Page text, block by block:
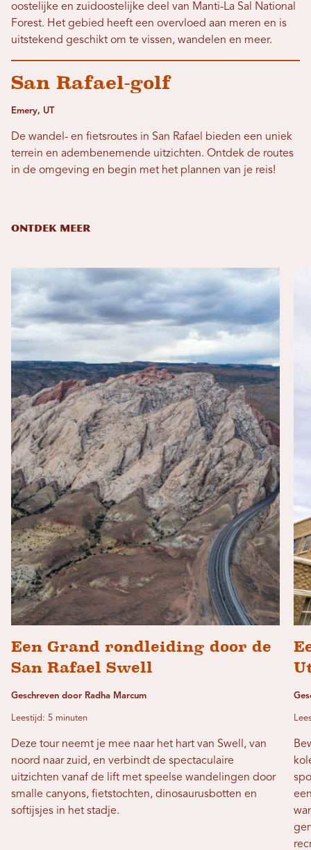
oostelijke en zuidoostelijke deel van Manti-La Sal National
Forest. Het gebied heeft een overvloed aan meren en is
uitstekend geschikt om te vissen, wandelen en meer.
San Rafael-golf
Emery, UT
De wandel- en fietsroutes in San Rafael bieden een uniek
terrein en adembenemende uitzichten. Ontdek de routes
in de omgeving en begin met het plannen van je reis!
ONTDEK MEER
Een Grand rondleiding door de
San Rafael Swell
Geschreven door Radha Marcum
Leestijd: 5 minuten
Deze tour neemt je mee naar het hart van Swell, van
noord naar zuid, en verbindt de spectaculaire
uitzichten vanaf de lift met speelse wandelingen door
smalle canyons, fietstochten, dinosaurusbotten en
softijsjes in het stadje.